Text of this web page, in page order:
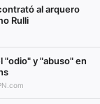
al arquero
Rulli
"odio" y "abuso" en